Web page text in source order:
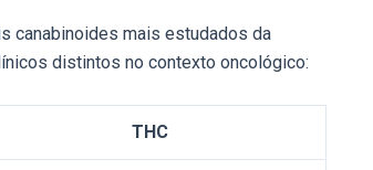
canabinoides mais estudados da
distintos no contexto oncológico:
THC